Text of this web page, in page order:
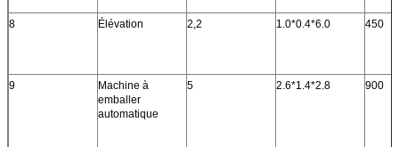
8 Élévation 2,2 1.0*0.4*6.0 450
9
Machine à
emballer
automatique
5 2.6*1.4*2.8 900